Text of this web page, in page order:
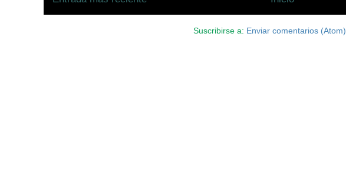
Suscribirse a: Enviar comentarios (Atom)